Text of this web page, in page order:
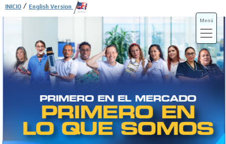
Menú
INICIO / English Version
ADS-3A
ADS-3B